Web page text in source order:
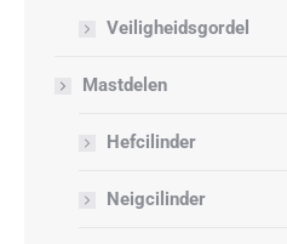
Veiligheidsgordel
Mastdelen
Hefcilinder
Neigcilinder